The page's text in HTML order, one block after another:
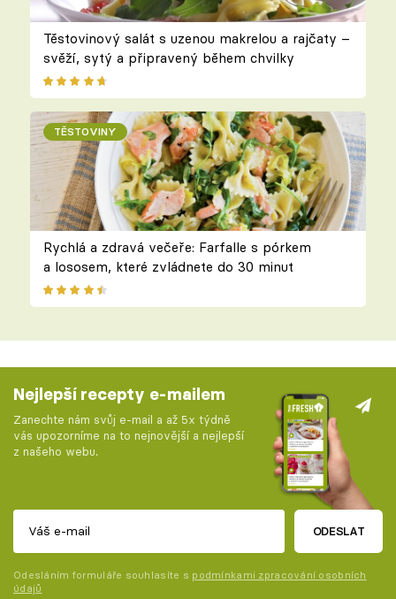
Těstovinový salát s uzenou makrelou a rajčaty –
svěží, sytý a připravený během chvilky
TĚSTOVINY
Rychlá a zdravá večeře: Farfalle s pórkem
a lososem, které zvládnete do 30 minut
Nejlepší recepty e-mailem
Zanechte nám svůj e-mail a až 5x týdně
vás upozorníme na to nejnovější a nejlepší
z našeho webu.
ODESLAT
Odesláním formuláře souhlasíte s podmínkami zpracování osobních
údajů